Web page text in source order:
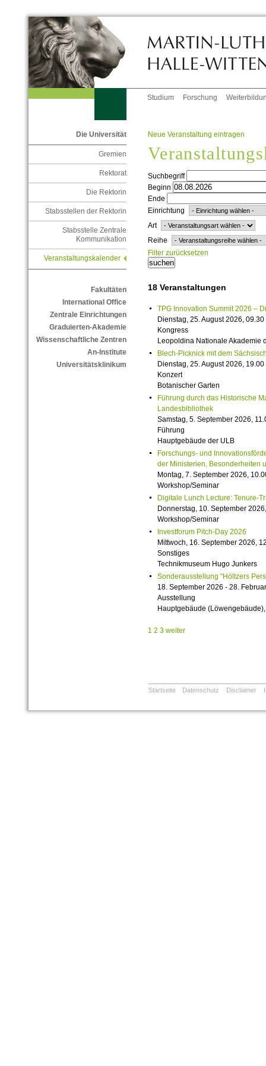
Studium Forschung
Die Universität
Gremien
Rektorat
Die Rektorin
Stabsstellen der Rektorin
Stabsstelle Zentrale
Kommunikation
Veranstaltungskalender
Fakultäten
International Office
Zentrale Einrichtungen
Graduierten-Akademie
Wissenschaftliche Zentren
An-Institute
Universitätsklinikum
Neue Veranstaltung eintragen
Suchbegriff
Beginn
Ende
Einrichtung
Art
Reihe
Filter zurücksetzen
18 Veranstaltungen
TPG Innovation Summit 2026 –
Dienstag, 25. August 2026,
Kongress
Leopoldina Nationale Akademie
Blech-Picknick mit dem
Dienstag, 25. August 2026,
Konzert
Botanischer Garten
Führung durch das Historische
Landesbibliothek
Samstag, 5. September 2026,
Führung
Hauptgebäude der ULB
Forschungs- und
der Ministerien, Besonderheiten
Montag, 7. September 2026,
Workshop/Seminar
Digitale Lunch Lecture: Tenure-
Donnerstag, 10. September
Workshop/Seminar
Investforum Pitch-Day 2026
Mittwoch, 16. September 2026,
Sonstiges
Technikmuseum Hugo Junkers
Sonderausstellung "Höltzers
18. September 2026 - 28.
Ausstellung
Hauptgebäude
1 2 3 weiter
Startseite Datenschutz Disclaimer